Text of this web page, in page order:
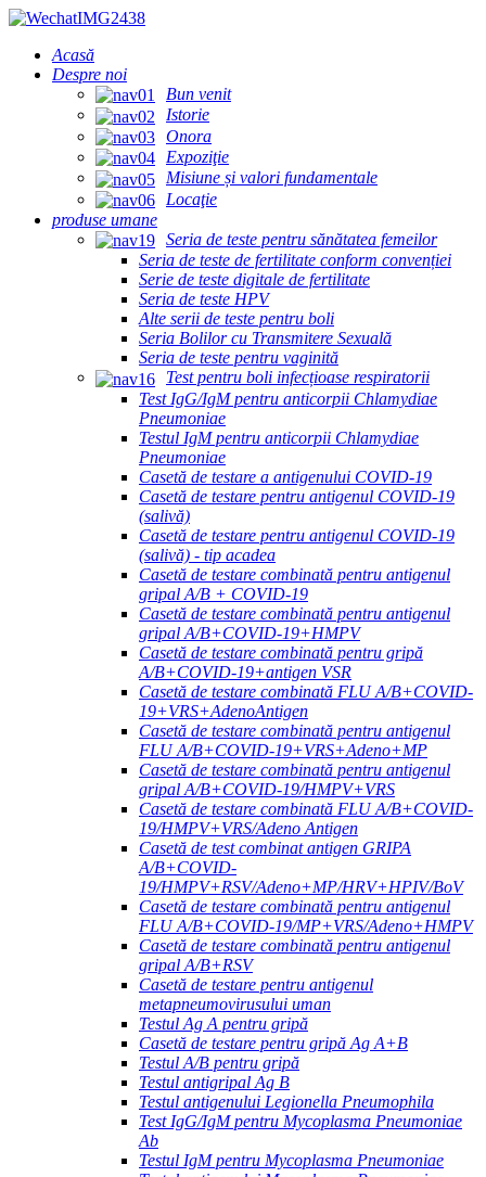
Acasă
Despre noi
Bun venit
Istorie
Onora
Expoziţie
Misiune și valori fundamentale
Locaţie
produse umane
Seria de teste pentru sănătatea femeilor
Seria de teste de fertilitate conform convenției
Serie de teste digitale de fertilitate
Seria de teste HPV
Alte serii de teste pentru boli
Seria Bolilor cu Transmitere Sexuală
Seria de teste pentru vaginită
Test pentru boli infecțioase respiratorii
Test IgG/IgM pentru anticorpii Chlamydiae
Pneumoniae
Testul IgM pentru anticorpii Chlamydiae
Pneumoniae
Casetă de testare a antigenului COVID-19
Casetă de testare pentru antigenul COVID-19
(salivă)
Casetă de testare pentru antigenul COVID-19
(salivă) - tip acadea
Casetă de testare combinată pentru antigenul
gripal A/B + COVID-19
Casetă de testare combinată pentru antigenul
gripal A/B+COVID-19+HMPV
Casetă de testare combinată pentru gripă
A/B+COVID-19+antigen VSR
Casetă de testare combinată FLU A/B+COVID-
19+VRS+AdenoAntigen
Casetă de testare combinată pentru antigenul
FLU A/B+COVID-19+VRS+Adeno+MP
Casetă de testare combinată pentru antigenul
gripal A/B+COVID-19/HMPV+VRS
Casetă de testare combinată FLU A/B+COVID-
19/HMPV+VRS/Adeno Antigen
Casetă de test combinat antigen GRIPA
A/B+COVID-
19/HMPV+RSV/Adeno+MP/HRV+HPIV/BoV
Casetă de testare combinată pentru antigenul
FLU A/B+COVID-19/MP+VRS/Adeno+HMPV
Casetă de testare combinată pentru antigenul
gripal A/B+RSV
Casetă de testare pentru antigenul
metapneumovirusului uman
Testul Ag A pentru gripă
Casetă de testare pentru gripă Ag A+B
Testul A/B pentru gripă
Testul antigripal Ag B
Testul antigenului Legionella Pneumophila
Test IgG/IgM pentru Mycoplasma Pneumoniae
Ab
Testul IgM pentru Mycoplasma Pneumoniae